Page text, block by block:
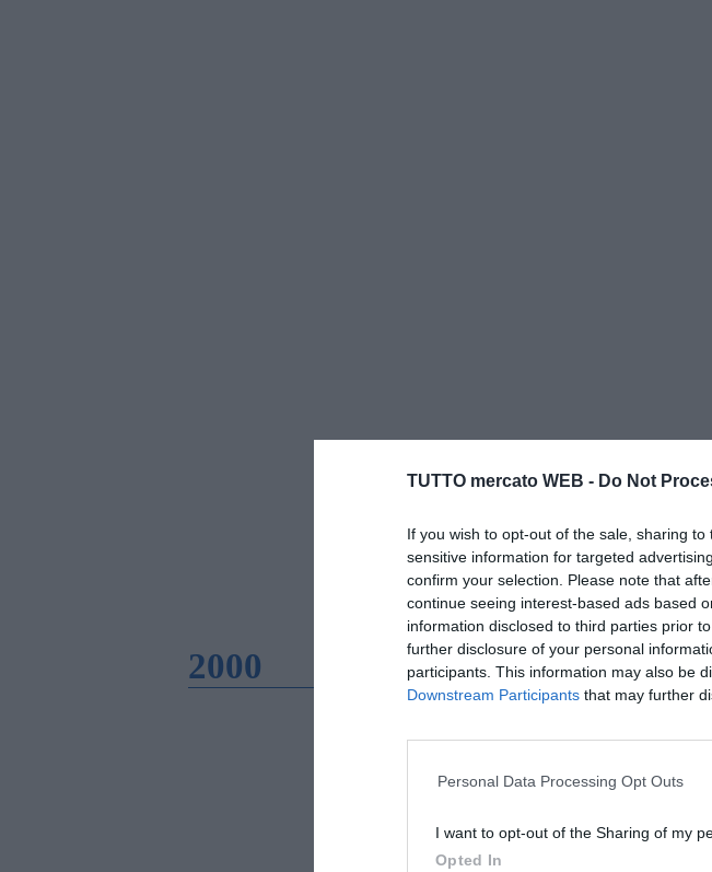
TUTTO mercato WEB - Do Not
If you wish to opt-out of the sale, sharing
sensitive information for targeted
confirm your selection. Please note that
continue seeing interest-based ads based
information disclosed to third parties prior
further disclosure of your personal
participants. This information may also be
Downstream Participants that may further
Personal Data Processing Opt Outs
I want to opt-out of the Sharing of my
Opted In
2000